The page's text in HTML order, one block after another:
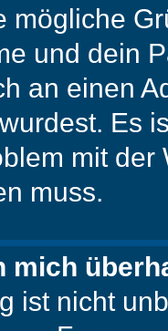
mögliche
und dein
an einen
Es
mit
muss.
mich
ist nicht